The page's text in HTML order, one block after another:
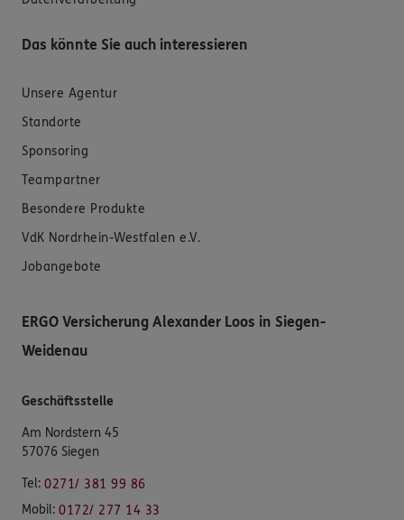
Das könnte Sie auch interessieren
Unsere Agentur
Standorte
Sponsoring
Teampartner
Besondere Produkte
VdK Nordrhein-Westfalen e.V.
Jobangebote
ERGO Versicherung Alexander Loos in Siegen-
Weidenau
Geschäftsstelle
Am Nordstern 45
57076 Siegen
Tel: 0271/ 381 99 86
Mobil: 0172/ 277 14 33